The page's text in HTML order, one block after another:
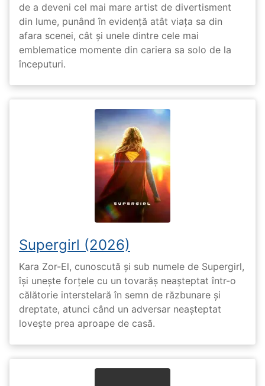
de a deveni cel mai mare artist de divertisment
din lume, punând în evidență atât viața sa din
afara scenei, cât și unele dintre cele mai
emblematice momente din cariera sa solo de la
începuturi.
Supergirl (2026)
Kara Zor-El, cunoscută și sub numele de Supergirl,
își unește forțele cu un tovarăș neașteptat într-o
călătorie interstelară în semn de răzbunare și
dreptate, atunci când un adversar neașteptat
lovește prea aproape de casă.